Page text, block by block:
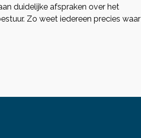
duidelijke afspraken over het
Zo weet iedereen precies waar